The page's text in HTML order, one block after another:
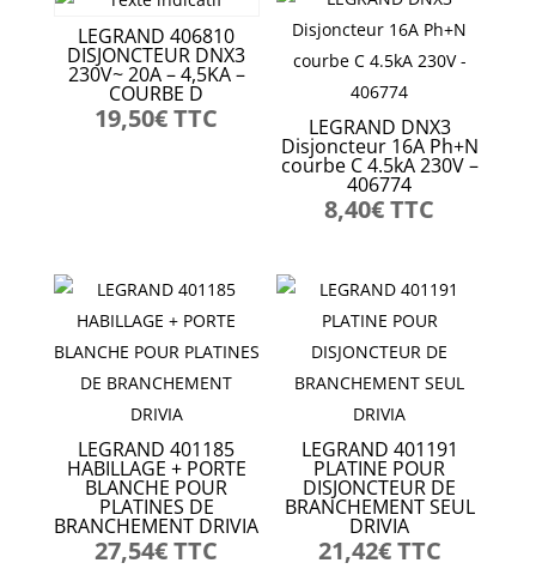
LEGRAND 406810
DISJONCTEUR DNX3
230V~ 20A – 4,5KA –
COURBE D
19,50€TTC LEGRAND DNX3
Disjoncteur 16A Ph+N
courbe C 4.5kA 230V –
406774
8,40€TTC
LEGRAND 401185
HABILLAGE + PORTE
BLANCHE POUR
PLATINES DE
BRANCHEMENT DRIVIA
27,54€TTC
LEGRAND 401191
PLATINE POUR
DISJONCTEUR DE
BRANCHEMENT SEUL
DRIVIA
21,42€TTC